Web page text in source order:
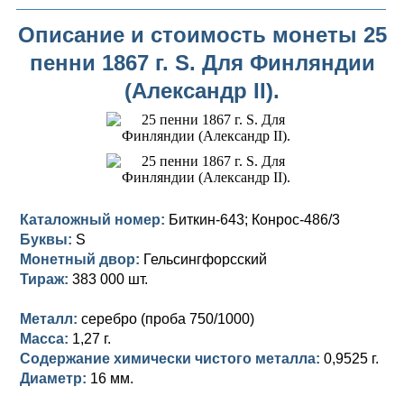
Монеты 1958 года
Золотые червонцы
Памятные и юбилейные
Николай II (1894-1917)
Золото
Германская оккупация
Для Финляндии
Памятные и донативные
Александр III (1881-1894)
Для Финляндии
Памятные и донативные
Александр II (1855-1881)
Медь
Для Финляндии
Памятные и донативные
Николай I (1825-1855)
Платина, золото
Серебро
Для Грузии
Русско-Польские
Для Польши
Александр I (1801-1825)
Золото
Серебро
Медь
Для Грузии
Для Польши
Павел I (1796-1801)
Серебро
Медь
Екатерина II (1762-1796)
Золото
Серебро
Медь
Петр III (1762)
Елизавета I (1741-1762)
Золото
Иоанн Антонович (1740-1741)
Описание и стоимость монеты 25
пенни 1867 г. S. Для Финляндии
(Александр II).
Каталожный номер: Биткин-643; Конрос-486/3
Буквы: S
Монетный двор: Гельсингфорсский
Тираж: 383 000 шт.
Металл: серебро (проба 750/1000)
Масса: 1,27 г.
Содержание химически чистого металла: 0,9525 г.
Диаметр: 16 мм.